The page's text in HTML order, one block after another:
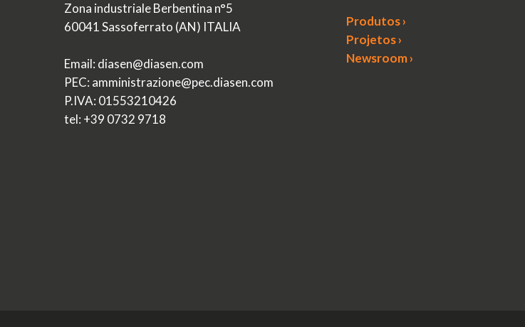
Zona industriale Berbentina n°5
60041 Sassoferrato (AN) ITALIA
Email: diasen@diasen.com
PEC: amministrazione@pec.diasen.com
P.IVA: 01553210426
tel: +39 0732 9718
Produtos ›
Projetos ›
Newsroom ›